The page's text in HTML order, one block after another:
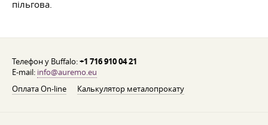
пільгова.
Телефон у Buffalo:+1 716 910 04 21
E-mail: info@auremo.eu
Оплата On-line
Калькулятор металопрокату